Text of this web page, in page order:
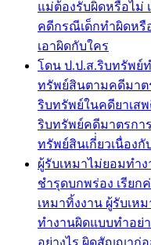
แม่ต้องรับผิดหรือไม่
คดีกรณีเด็กทำผิดหรื
เอาผิดกับใคร
โดน ป.ป.ส.ริบทรัพย์
ทรัพย์สินตามคดีมาต
ริบทรัพย์ในคดียาเส
ริบทรัพย์คดีมาตรกา
ทรัพย์สินเกี่่ยวเนื่องกั
ผู้รับเหมาไม่ยอมทำ
ชำรุดบกพร่อง เรียก
เหมาทิ้งงาน ผู้รับเห
ทำงานผิดแบบทำอย่
อย่างไร ผิดสัญญาก่อ